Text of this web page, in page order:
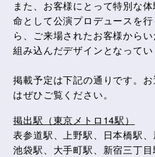
また、お客様にとって特別な
命として公演プロデュースを
ら、ご来場されたお客様から
組み込んだデザインとなってい
掲載予定は下記の通りです。
はぜひご覧ください。
掲出駅（東京メトロ14駅）
表参道駅、上野駅、日本橋駅、
池袋駅、大手町駅、新宿三丁